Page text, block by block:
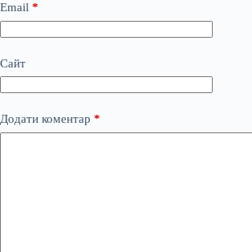
Email *
Сайт
Додати коментар *